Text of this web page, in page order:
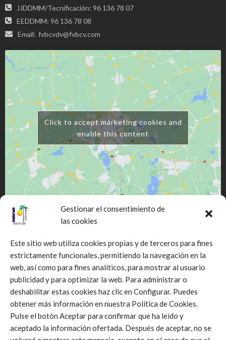
Gestionar el consentimiento de
las cookies
Este sitio web utiliza cookies propias y de terceros para fines
estrictamente funcionales, permitiendo la navegación en la
web, así como para fines analíticos, para mostrar al usuario
publicidad y para optimizar la web. Para administrar o
deshabilitar estas cookies haz clic en Configurar. Puedes
obtener más información en nuestra Política de Cookies.
Pulse el botón Aceptar para confirmar que ha leído y
aceptado la información ofertada. Después de aceptar, no se
JJDDMM/Tecnificación: 96 136 78 07
EEDDMM: 96 136 78 08
Email: fvbcvdv@fvbcv.com
Click to accept márketing cookies and
enable this content
Click to accept márketing cookies and
enable this content